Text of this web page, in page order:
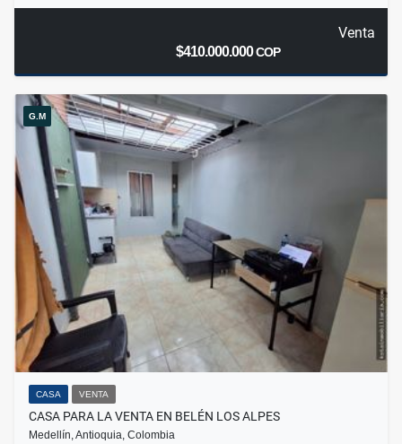
Venta
$410.000.000COP
G.M
CASA VENTA
CASA PARA LA VENTA EN BELÉN LOS ALPES
Medellín, Antioquia, Colombia